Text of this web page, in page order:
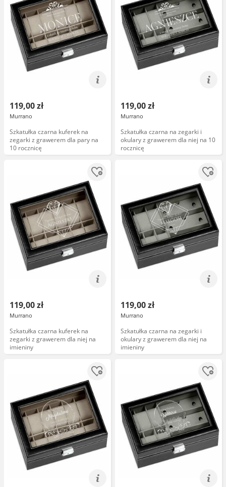
119,00 zł
Murrano
Szkatułka czarna kuferek na
zegarki z grawerem dla pary na
10 rocznicę
119,00 zł
Murrano
Szkatułka czarna na zegarki i
okulary z grawerem dla niej na 10
rocznicę
119,00 zł
Murrano
Szkatułka czarna kuferek na
zegarki z grawerem dla niej na
imieniny
119,00 zł
Murrano
Szkatułka czarna na zegarki i
okulary z grawerem dla niej na
imieniny